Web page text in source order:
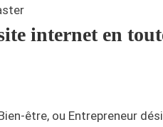
internet en
être, ou Entrepreneur